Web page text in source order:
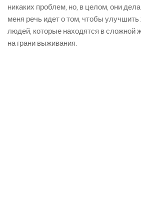
никаких проблем, но, в целом, они
меня речь идет о том, чтобы
людей, которые находятся в сложной
на грани выживания.